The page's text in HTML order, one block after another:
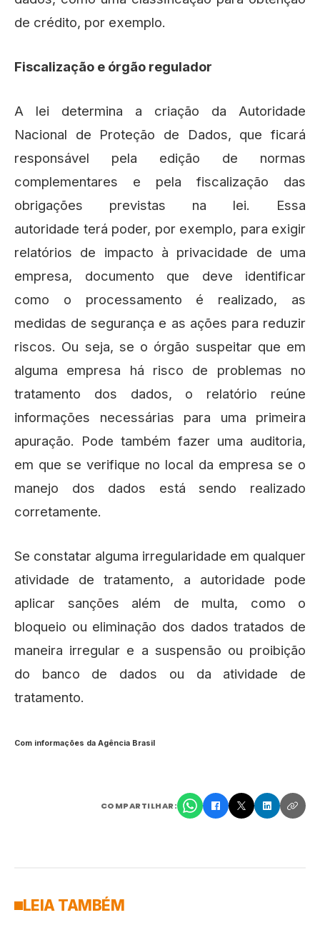
de crédito, por exemplo.
Fiscalização e órgão regulador
A lei determina a criação da Autoridade
Nacional de Proteção de Dados, que ficará
responsável pela edição de normas
complementares e pela fiscalização das
obrigações previstas na lei. Essa
autoridade terá poder, por exemplo, para exigir
relatórios de impacto à privacidade de uma
empresa, documento que deve identificar
como o processamento é realizado, as
medidas de segurança e as ações para reduzir
riscos. Ou seja, se o órgão suspeitar que em
alguma empresa há risco de problemas no
tratamento dos dados, o relatório reúne
informações necessárias para uma primeira
apuração. Pode também fazer uma auditoria,
em que se verifique no local da empresa se o
manejo dos dados está sendo realizado
corretamente.
Se constatar alguma irregularidade em qualquer
atividade de tratamento, a autoridade pode
aplicar sanções além de multa, como o
bloqueio ou eliminação dos dados tratados de
maneira irregular e a suspensão ou proibição
do banco de dados ou da atividade de
tratamento.
Com informações da Agência Brasil
COMPARTILHAR:
LEIA TAMBÉM